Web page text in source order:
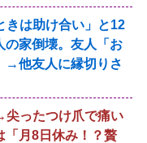
きは助け合い」と12
家倒壊。友人「お
→他友人に縁切りさ
ったつけ爪で痛い
「月8日休み！？贅